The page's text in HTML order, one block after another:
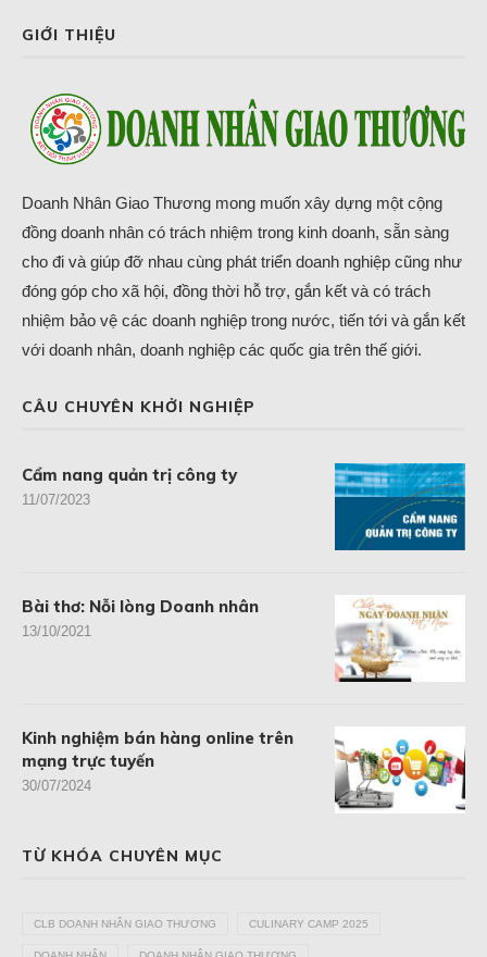
GIỚI THIỆU
Doanh Nhân Giao Thương mong muốn xây dựng một cộng
đồng doanh nhân có trách nhiệm trong kinh doanh, sẵn sàng
cho đi và giúp đỡ nhau cùng phát triển doanh nghiệp cũng như
đóng góp cho xã hội, đồng thời hỗ trợ, gắn kết và có trách
nhiệm bảo vệ các doanh nghiệp trong nước, tiến tới và gắn kết
với doanh nhân, doanh nghiệp các quốc gia trên thế giới.
CÂU CHUYÊN KHỞI NGHIỆP
Cẩm nang quản trị công ty
11/07/2023
Bài thơ: Nỗi lòng Doanh nhân
13/10/2021
Kinh nghiệm bán hàng online trên
mạng trực tuyến
30/07/2024
TỪ KHÓA CHUYÊN MỤC
CLB DOANH NHÂN GIAO THƯƠNG CULINARY CAMP 2025